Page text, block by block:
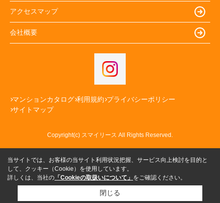
アクセスマップ
会社概要
マンションカタログ 利用規約 プライバシーポリシー
サイトマップ
Copyright(c) スマイリース All Rights Reserved.
当サイトでは、お客様の当サイト利用状況把握、サービス向上検討を目的と
して、クッキー（Cookie）を使用しています。
詳しくは、当社の 「Cookieの取扱いについて」 をご確認ください。
閉じる